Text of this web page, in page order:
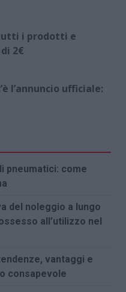
i prodotti e
2€
l’annuncio ufficiale:
pneumatici: come
del noleggio a lungo
all’utilizzo nel
vantaggi e
consapevole